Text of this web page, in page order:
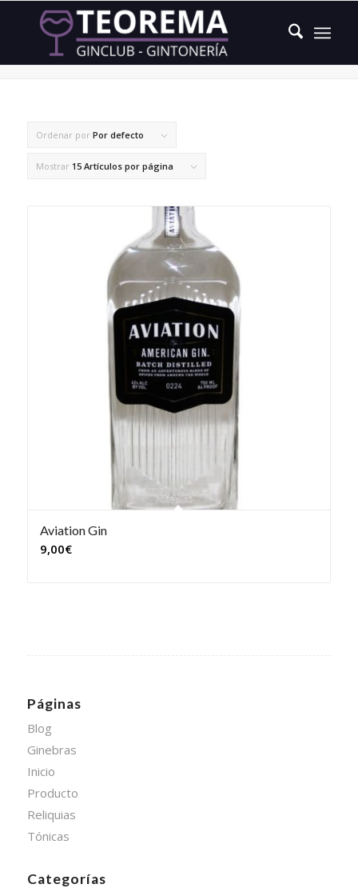
zarzaparrilla
Ordenar por Por defecto
Mostrar 15 Artículos por página
Aviation Gin
9,00€
Páginas
Blog
Ginebras
Inicio
Producto
Reliquias
Tónicas
Categorías